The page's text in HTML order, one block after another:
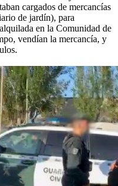
cargados de mercancías
de jardín), para
en la Comunidad de
vendían la mercancía, y